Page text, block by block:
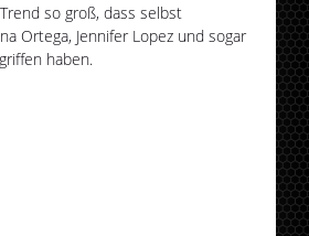
so groß, dass selbst
Ortega, Jennifer Lopez und sogar
haben.